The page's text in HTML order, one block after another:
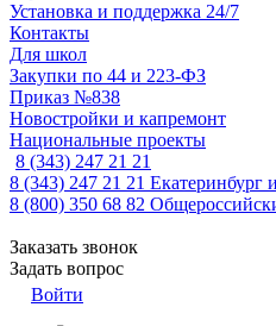
Установка и поддержка 24/7
Контакты
Для школ
Закупки по 44 и 223-ФЗ
Приказ №838
Новостройки и капремонт
Национальные проекты
8 (343) 247 21 21
8 (343) 247 21 21 Екатеринбург
8 (800) 350 68 82
Заказать звонок
Задать вопрос
Войти